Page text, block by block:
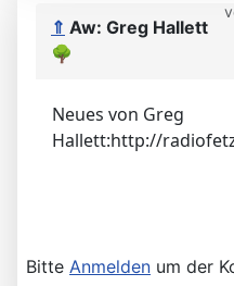
⇑ Aw: Greg Hallett
🌳
Neues von Greg
Hallett:http://
Bitte Anmelden um der